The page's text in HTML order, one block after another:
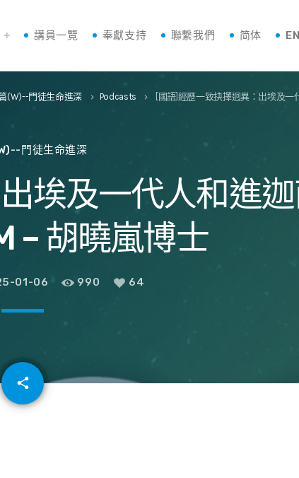
講員一覽 奉獻支持 聯繫我們 简体
(W)--門徒生命進深 keyboard_arrow_right Podcasts keyboard_arrow_right [國語]經歷一致抉擇迥異：出埃及
門徒生命進深
埃及一代人和進
– 胡曉嵐博士
01-06 990 64
share
email